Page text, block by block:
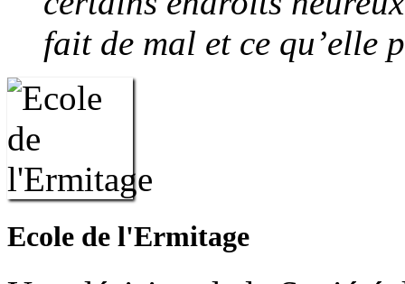
fait de mal et ce qu’elle
Ecole de l'Ermitage